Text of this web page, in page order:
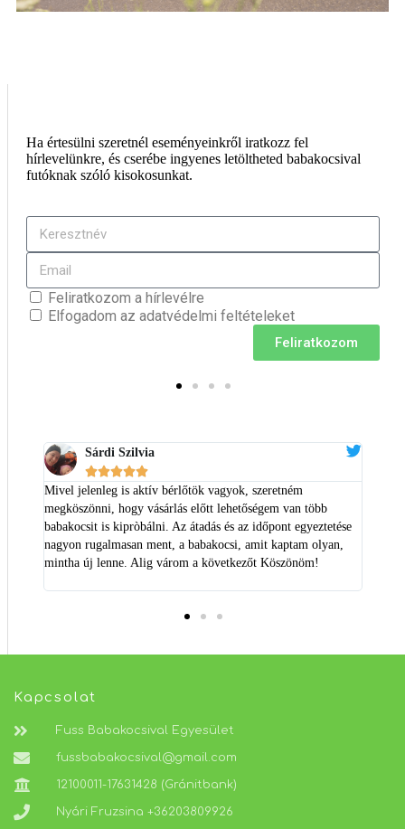
Ha értesülni szeretnél eseményeinkről iratkozz fel
hírlevelünkre, és cserébe ingyenes letöltheted babakocsival
futóknak szóló kisokosunkat.
Feliratkozom a hírlevélre
Elfogadom az adatvédelmi feltételeket
Feliratkozom
Sárdi Szilvia

Mivel jelenleg is aktív bérlőtök vagyok, szeretném
megköszönni, hogy vásárlás előtt lehetőségem van több
babakocsit is kipròbálni. Az átadás és az időpont egyeztetése
nagyon rugalmasan ment, a babakocsi, amit kaptam olyan,
mintha új lenne. Alig várom a következőt Köszönöm!
Kapcsolat
Fuss Babakocsival Egyesület
fussbabakocsival@gmail.com
12100011-17631428 (Gránitbank)
Nyári Fruzsina +36203809926